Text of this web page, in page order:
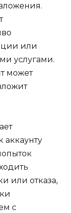
или
услугами.
может
аккаунту
или отказа,
с